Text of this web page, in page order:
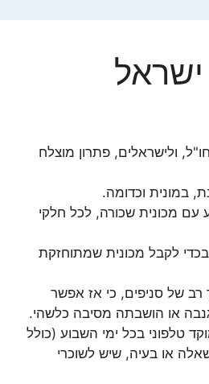
ולישראלים, פתרון מוצלח
במונית וכדומה.
מכונית שכורה, לכל חלקי
לקבל מכונית שמתוחזקת
של סניפים, כי אז אפשר
או הושבתה מסיבה כלשהי.
טלפוני בכל ימי השבוע (כולל
או בעיה, שיש לשוכרי